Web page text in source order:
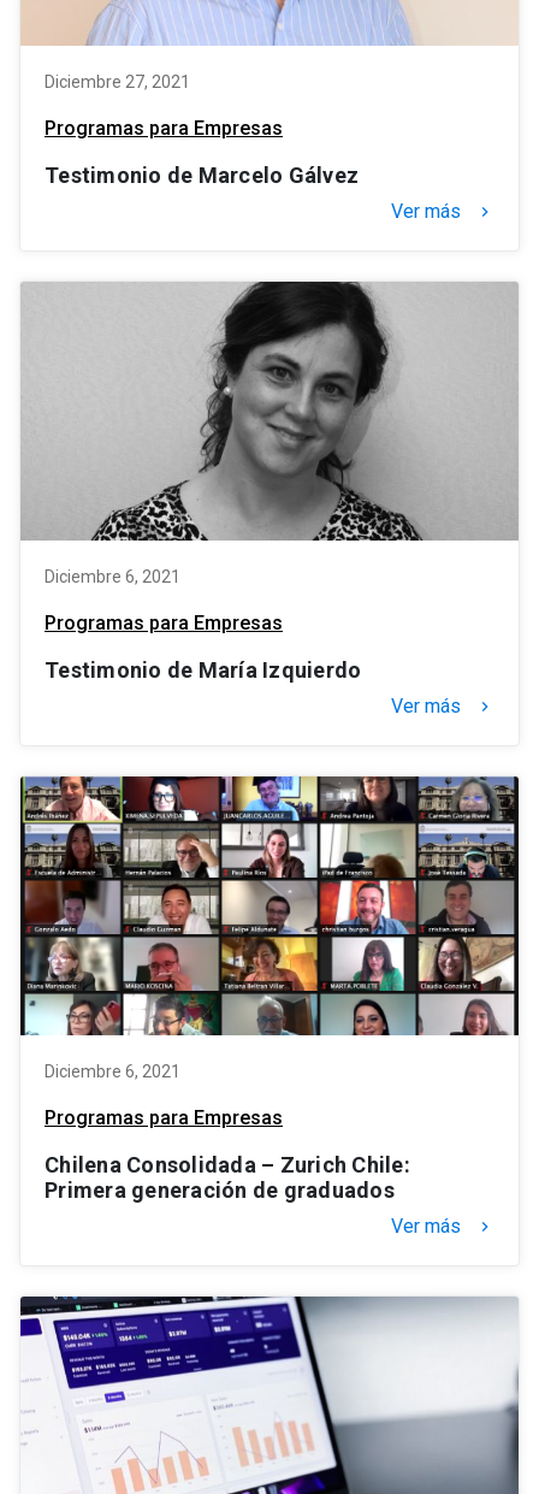
Diciembre 27, 2021
Programas para Empresas
Testimonio de Marcelo Gálvez
Ver más keyboard_arrow_right
Diciembre 6, 2021
Programas para Empresas
Testimonio de María Izquierdo
Ver más keyboard_arrow_right
Diciembre 6, 2021
Programas para Empresas
Chilena Consolidada – Zurich Chile:
Primera generación de graduados
Ver más keyboard_arrow_right